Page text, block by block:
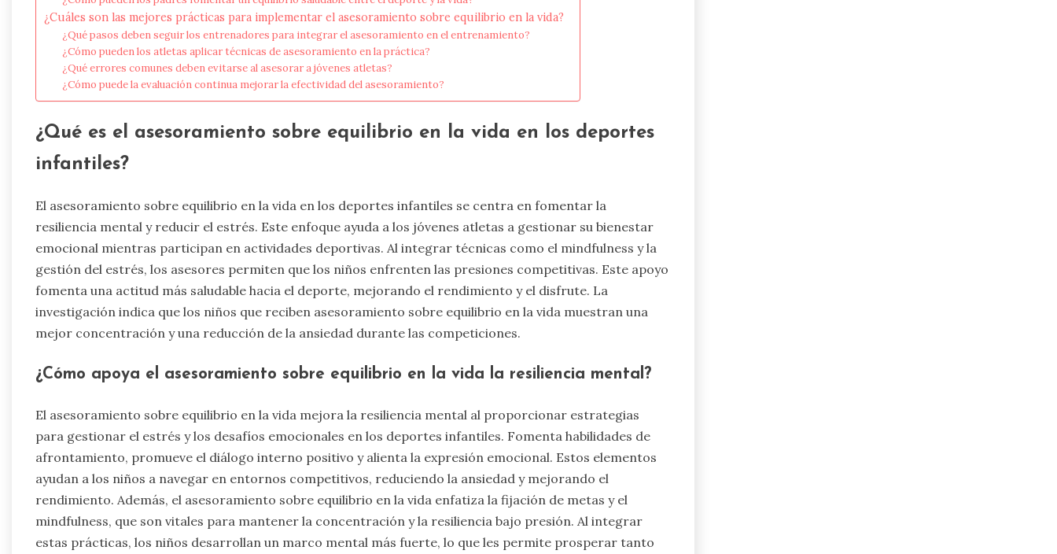
¿Cuáles son las mejores prácticas para implementar el asesoramiento sobre equilibrio en la vida?
¿Qué pasos deben seguir los entrenadores para integrar el asesoramiento en el entrenamiento?
¿Cómo pueden los atletas aplicar técnicas de asesoramiento en la práctica?
¿Qué errores comunes deben evitarse al asesorar a jóvenes atletas?
¿Cómo puede la evaluación continua mejorar la efectividad del asesoramiento?
¿Qué es el asesoramiento sobre equilibrio en la vida en los deportes
infantiles?
El asesoramiento sobre equilibrio en la vida en los deportes infantiles se centra en fomentar la
resiliencia mental y reducir el estrés. Este enfoque ayuda a los jóvenes atletas a gestionar su bienestar
emocional mientras participan en actividades deportivas. Al integrar técnicas como el mindfulness y la
gestión del estrés, los asesores permiten que los niños enfrenten las presiones competitivas. Este apoyo
fomenta una actitud más saludable hacia el deporte, mejorando el rendimiento y el disfrute. La
investigación indica que los niños que reciben asesoramiento sobre equilibrio en la vida muestran una
mejor concentración y una reducción de la ansiedad durante las competiciones.
¿Cómo apoya el asesoramiento sobre equilibrio en la vida la resiliencia mental?
El asesoramiento sobre equilibrio en la vida mejora la resiliencia mental al proporcionar estrategias
para gestionar el estrés y los desafíos emocionales en los deportes infantiles. Fomenta habilidades de
afrontamiento, promueve el diálogo interno positivo y alienta la expresión emocional. Estos elementos
ayudan a los niños a navegar en entornos competitivos, reduciendo la ansiedad y mejorando el
rendimiento. Además, el asesoramiento sobre equilibrio en la vida enfatiza la fijación de metas y el
mindfulness, que son vitales para mantener la concentración y la resiliencia bajo presión. Al integrar
estas prácticas, los niños desarrollan un marco mental más fuerte, lo que les permite prosperar tanto